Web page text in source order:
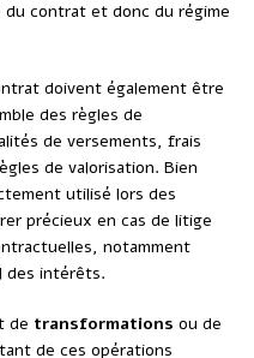
contrat et donc du régime
doivent également être
des règles de
de versements, frais
de valorisation. Bien
utilisé lors des
précieux en cas de litige
notamment
des intérêts.
de transformations ou de
de ces opérations